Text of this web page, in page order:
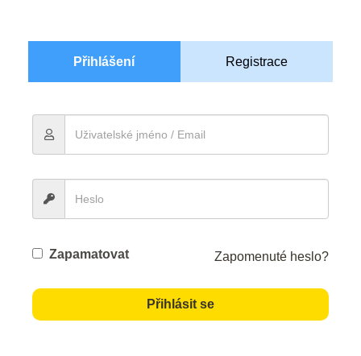
Přihlášení Registrace
Zapamatovat Zapomenuté heslo?
Přihlásit se